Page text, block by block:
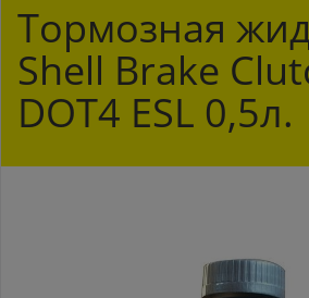
Тормозная
Shell Brake
DOT4 ESL 0,5л.